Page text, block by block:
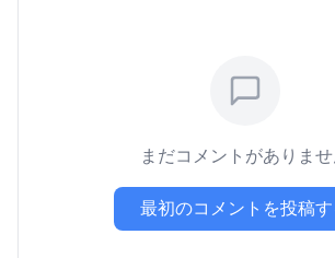
まだコメントがありま
最初のコメントを投稿す